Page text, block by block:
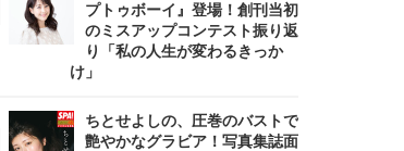
プトゥボーイ』登場！創刊当初
のミスアップコンテスト振り返
り「私の人生が変わるきっか
け」
ちとせよしの、圧巻のバストで
艶やかなグラビア！写真集誌面